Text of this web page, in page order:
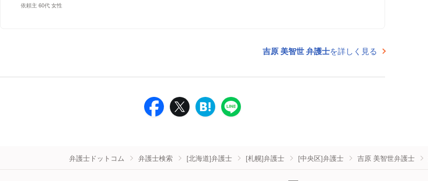
依頼主 60代 女性
吉原 美智世 弁護士を詳しく見る
弁護士ドットコム 弁護士検索 [北海道]弁護士 [札幌]弁護士 [中央区]弁護士 吉原 美智世弁護士